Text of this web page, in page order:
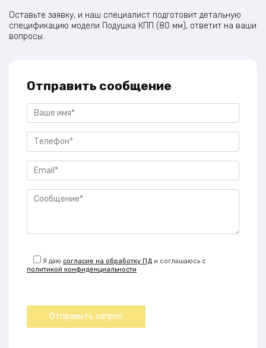
Оставьте заявку, и наш специалист подготовит детальную
спецификацию модели Подушка КПП (80 мм), ответит на ваши
вопросы.
Отправить сообщение
Я даюсогласие на обработку ПД и соглашаюсь с
политикой конфиденциальности